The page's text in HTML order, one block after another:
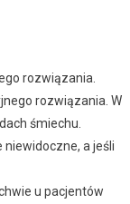
rozwiązania.
rozwiązania. W
śmiechu.
a jeśli
u pacjentów